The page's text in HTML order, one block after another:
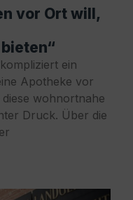
vor Ort will,
ein
Apotheke vor
wohnortnahe
Druck. Über die